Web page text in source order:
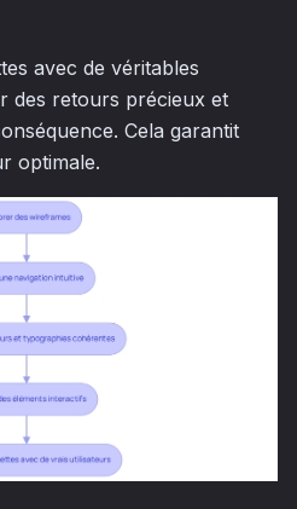
avec de véritables
des retours précieux et
Cela garantit
optimale.